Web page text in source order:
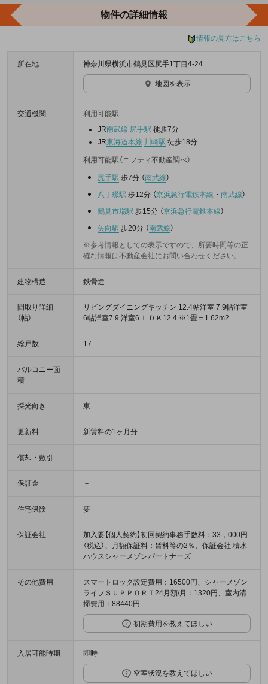
物件の詳細情報
情報の見方はこちら
所在地 神奈川県横浜市鶴見区尻手1丁目4-24
地図を表示
交通機関
利用可能駅
JR南武線 尻手駅 徒歩7分
JR東海道本線 川崎駅 徒歩18分
利用可能駅（ニフティ不動産調べ）
尻手駅 歩7分 （南武線）
八丁畷駅 歩12分 （京浜急行電鉄本線 ・ 南武線）
鶴見市場駅 歩15分 （京浜急行電鉄本線）
矢向駅 歩20分 （南武線）
※参考情報としての表示ですので、所要時間等の正
確な情報は不動産会社にお問い合わせください。
建物構造 鉄骨造
間取り詳細
（帖）
リビングダイニングキッチン 12.4帖洋室 7.9帖洋室
6帖洋室7.9 洋室6 ＬＤＫ12.4 ※1畳＝1.62m2
総戸数 17
バルコニー面
積
－
採光向き 東
更新料 新賃料の1ヶ月分
償却・敷引 －
保証金 －
住宅保険 要
保証会社
加入要【個人契約】初回契約事務手数料：33，000円
（税込）、月額保証料：賃料等の2％、保証会社:積水
ハウスシャーメゾンパートナーズ
その他費用
スマートロック設定費用：16500円、シャーメゾン
ライフＳＵＰＰＯＲＴ24月額/月：1320円、室内清
掃費用：88440円
初期費用を教えてほしい
入居可能時期 即時
空室状況を教えてほしい